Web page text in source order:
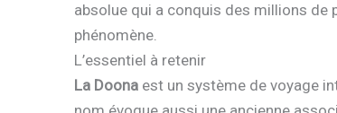
absolue qui a conquis des millions de
phénomène.
L’essentiel à retenir
La Doona est un système de voyage